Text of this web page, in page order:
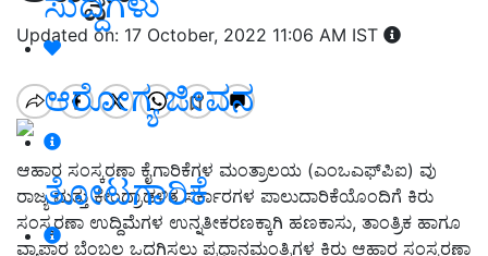
ಆರೋಗ್ಯ ಜೀವನ
ತೋಟಗಾರಿಕೆ
Updated on: 17 October, 2022 11:06 AM IST
ಆಹಾರ ಸಂಸ್ಕರಣಾ ಕೈಗಾರಿಕೆಗಳ ಮಂತ್ರಾಲಯ (ಎಂಒಎಫ್‍ಪಿಐ) ವು
ರಾಜ್ಯ ಮತ್ತು ಕೇಂದ್ರಾಡಳಿತ ಸರ್ಕಾರಗಳ ಪಾಲುದಾರಿಕೆಯೊಂದಿಗೆ ಕಿರು
ಸಂಸ್ಕರಣಾ ಉದ್ದಿಮೆಗಳ ಉನ್ನತೀಕರಣಕ್ಕಾಗಿ ಹಣಕಾಸು, ತಾಂತ್ರಿಕ ಹಾಗೂ
ವ್ಯಾಪಾರ ಬೆಂಬಲ ಒದಗಿಸಲು ಪ್ರಧಾನಮಂತ್ರಿಗಳ ಕಿರು ಆಹಾರ ಸಂಸ್ಕರಣಾ